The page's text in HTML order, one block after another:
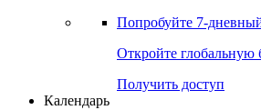
Попробуйте 7-
Откройте глобальную
Получить доступ
Календарь